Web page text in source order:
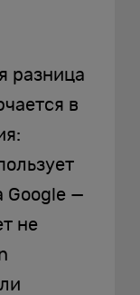
разница
в
Google —
не